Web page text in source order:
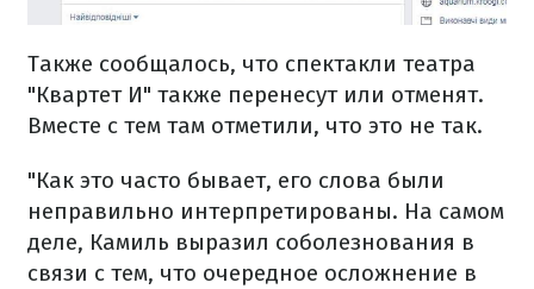
Также сообщалось, что спектакли театра
"Квартет И" также перенесут или отменят.
Вместе с тем там отметили, что это не так.
"Как это часто бывает, его слова были
неправильно интерпретированы. На самом
деле, Камиль выразил соболезнования в
связи с тем, что очередное осложнение в